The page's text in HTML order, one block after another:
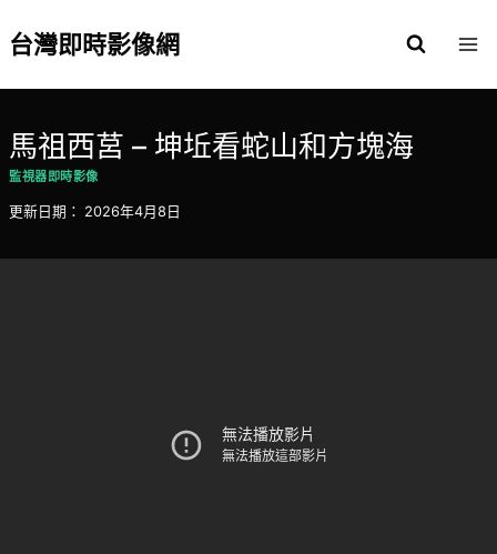
to台灣即時影像網
馬祖西莒 – 坤坵看蛇山和方塊海
監視器即時影像
更新日期： 2026年4月8日